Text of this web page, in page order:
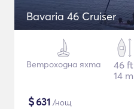
Bavaria 46 Cruiser
Ветроходна яхта
46 ft
14 m
$631 /нощ